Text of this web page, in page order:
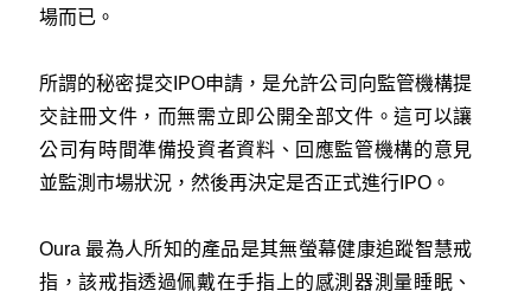
場而已。
所謂的秘密提交IPO申請，是允許公司向監管機構提
交註冊文件，而無需立即公開全部文件。這可以讓
公司有時間準備投資者資料、回應監管機構的意見
並監測市場狀況，然後再決定是否正式進行IPO。
Oura 最為人所知的產品是其無螢幕健康追蹤智慧戒
指，該戒指透過佩戴在手指上的感測器測量睡眠、